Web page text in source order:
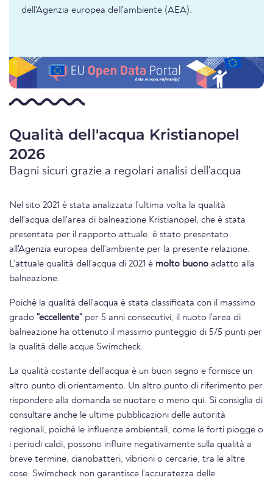
dell'Agenzia europea dell'ambiente (AEA).
Qualità dell'acqua Kristianopel
2026
Bagni sicuri grazie a regolari analisi dell'acqua
Nel sito 2021 è stata analizzata l'ultima volta la qualità
dell'acqua dell'area di balneazione Kristianopel, che è stata
presentata per il rapporto attuale. è stato presentato
all'Agenzia europea dell'ambiente per la presente relazione.
L'attuale qualità dell'acqua di 2021 è molto buono adatto alla
balneazione.
Poiché la qualità dell'acqua è stata classificata con il massimo
grado "eccellente" per 5 anni consecutivi, il nuoto l'area di
balneazione ha ottenuto il massimo punteggio di 5/5 punti per
la qualità delle acque Swimcheck.
La qualità costante dell'acqua è un buon segno e fornisce un
altro punto di orientamento. Un altro punto di riferimento per
rispondere alla domanda se nuotare o meno qui. Si consiglia di
consultare anche le ultime pubblicazioni delle autorità
regionali, poiché le influenze ambientali, come le forti piogge o
i periodi caldi, possono influire negativamente sulla qualità a
breve termine. cianobatteri, vibrioni o cercarie, tra le altre
cose. Swimcheck non garantisce l'accuratezza delle